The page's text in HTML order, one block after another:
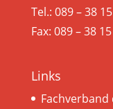
Tel.: 089 – 38
Fax: 089 – 38
Links